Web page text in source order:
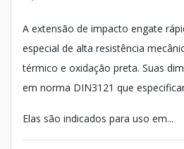
A extensão de impacto engate
especial de alta resistência
térmico e oxidação preta. Suas
em norma DIN3121 que
externos e suas respectivas
Elas são indicados para uso em...